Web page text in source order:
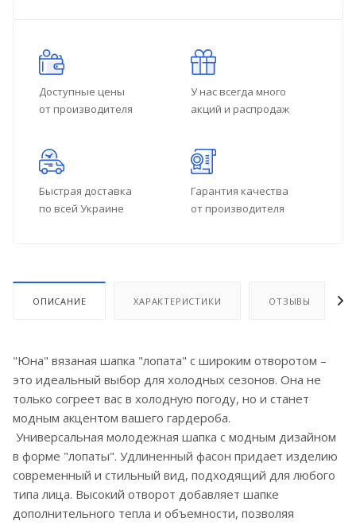
Доступные цены
от производителя
У нас всегда много
акций и распродаж
Быстрая доставка
по всей Украине
Гарантия качества
от производителя
ОПИСАНИЕ ХАРАКТЕРИСТИКИ ОТЗЫВЫ
"Юна" вязаная шапка "лопата" с широким отворотом –
это идеальный выбор для холодных сезонов. Она не
только согреет вас в холодную погоду, но и станет
модным акцентом вашего гардероба.
Универсальная молодежная шапка с модным дизайном
в форме "лопаты". Удлиненный фасон придает изделию
современный и стильный вид, подходящий для любого
типа лица. Высокий отворот добавляет шапке
дополнительного тепла и объемности, позволяя